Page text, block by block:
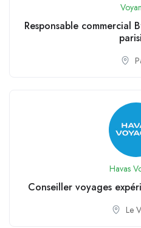
Responsable commercial
Havas
Conseiller voyages
Le